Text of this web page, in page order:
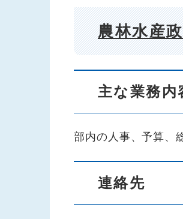
農林水産
主な業務内
部内の人事、予算、
連絡先